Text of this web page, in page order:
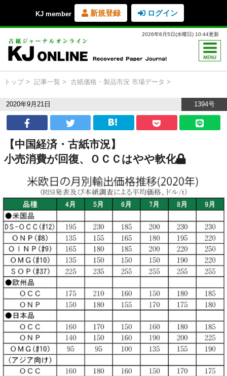
KJ member 新規登録 ログイン
2026年8月5日(水曜日) 10:44更新
トップ 記事一覧 古紙価格・製品市況 市場データ
2020年9月21日 1394号
【中国経済・古紙市況】
小売消費が回復、ＯＣＣはやや軟化